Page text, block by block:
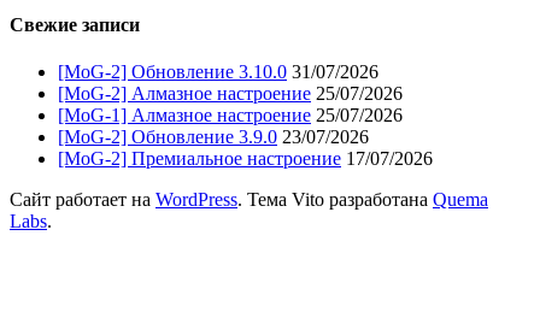
Свежие записи
[MoG-2] Обновление 3.10.0 31/07/2026
[MoG-2] Алмазное настроение 25/07/2026
[MoG-1] Алмазное настроение 25/07/2026
[MoG-2] Обновление 3.9.0 23/07/2026
[MoG-2] Премиальное настроение 17/07/2026
Сайт работает на WordPress. Тема Vito разработана Quema
Labs.